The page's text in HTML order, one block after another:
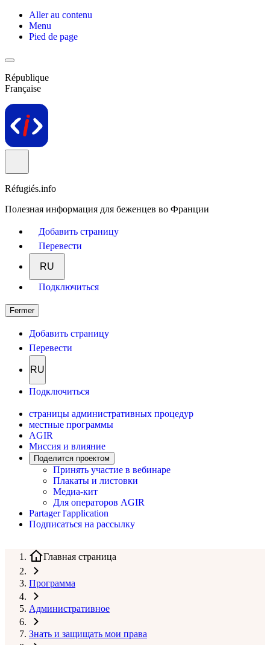
Aller au contenu
Menu
Pied de page
République
Française
Réfugiés.info
Полезная информация для беженцев во Франции
Добавить страницу
Перевести
RU
Подключиться
Fermer
Добавить страницу
Перевести
RU
Подключиться
страницы административных процедур
местные программы
AGIR
Миссия и влияние
Поделится проектом
Принять участие в вебинаре
Плакаты и листовки
Медиа-кит
Для операторов AGIR
Partager l'application
Подписаться на рассылку
Главная страница
Программа
Административное
Знать и защищать мои права